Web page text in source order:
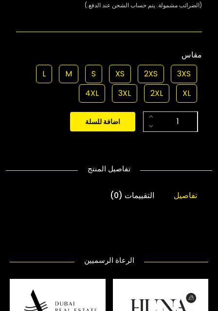
(الضرائب مشمولة. يتم حساب الشحن عند الدفع.)
مقاس
3XS
2XS
XS
S
M
L
XL
2XL
3XL
4XL
اضافة للسلة
تفاصيل المنتج
تفاصيل التقييمات (0)
الرعاة الرسميين